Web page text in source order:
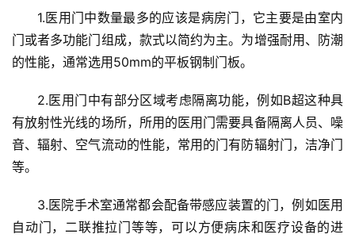
1.医用门中数量最多的应该是病房门，它主要是由室内
门或者多功能门组成，款式以简约为主。为增强耐用、防潮
的性能，通常选用50mm的平板钢制门板。
2.医用门中有部分区域考虑隔离功能，例如B超这种具
有放射性光线的场所，所用的医用门需要具备隔离人员、噪
音、辐射、空气流动的性能，常用的门有防辐射门，洁净门
等。
3.医院手术室通常都会配备带感应装置的门，例如医用
自动门，二联推拉门等等，可以方便病床和医疗设备的进